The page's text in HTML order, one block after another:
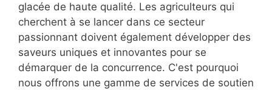
glacée de haute qualité. Les agriculteurs qui
cherchent à se lancer dans ce secteur
passionnant doivent également développer des
saveurs uniques et innovantes pour se
démarquer de la concurrence. C'est pourquoi
nous offrons une gamme de services de soutien